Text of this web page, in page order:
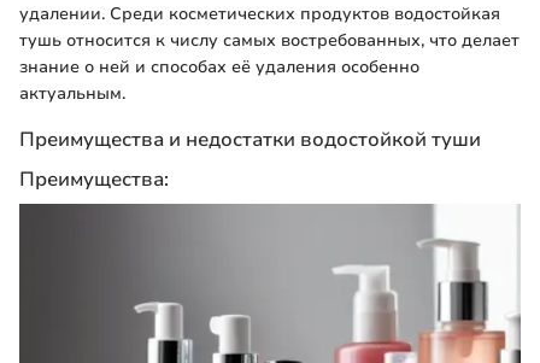
удалении. Среди косметических продуктов водостойкая
тушь относится к числу самых востребованных, что делает
знание о ней и способах её удаления особенно
актуальным.
Преимущества и недостатки водостойкой туши
Преимущества: